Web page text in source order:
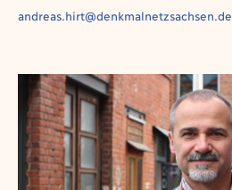
andreas.hirt@denkmalnetzsachsen.de